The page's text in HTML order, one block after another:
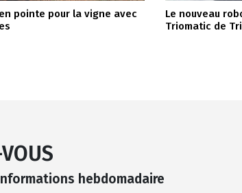
pointe pour la vigne avec
Le nouveau
Triomatic de
hebdomadaire